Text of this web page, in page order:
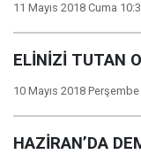
11 Mayıs 2018 Cuma
ELİNİZİ TUTAN
10 Mayıs 2018
HAZİRAN’DA